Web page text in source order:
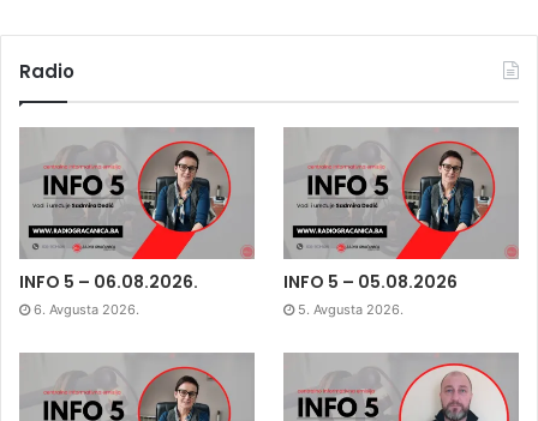
Radio
INFO 5 – 06.08.2026.
6. Avgusta 2026.
INFO 5 – 05.08.2026
5. Avgusta 2026.